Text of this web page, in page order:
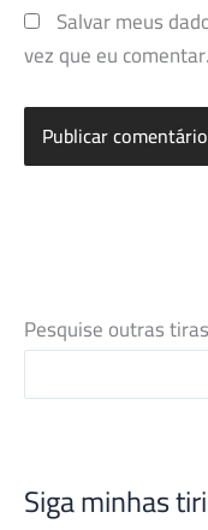
Salvar meus
vez que eu comentar.
Pesquise outras
Siga minhas